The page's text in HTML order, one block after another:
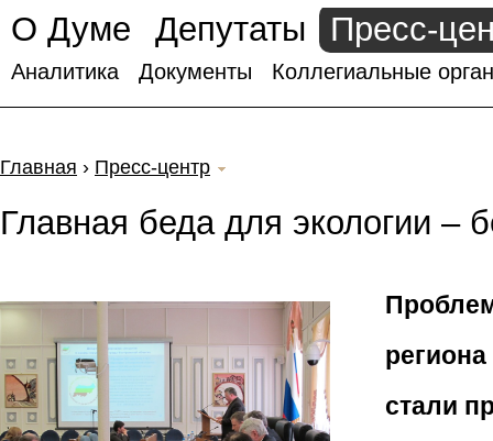
О Думе Депутаты Пресс-
Аналитика Документы Коллегиальные
Главная › Пресс-центр
Главная беда для экологии –
стали